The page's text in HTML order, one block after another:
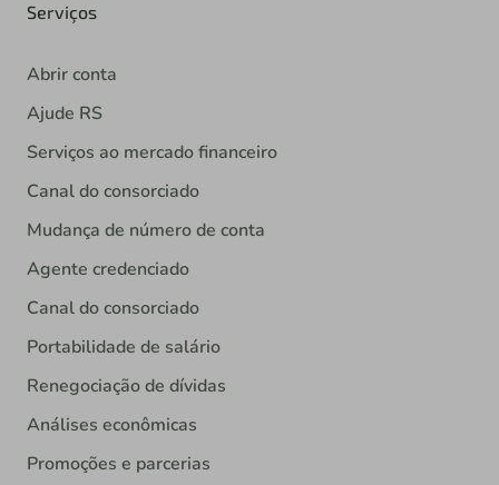
Serviços
Abrir conta
Ajude RS
Serviços ao mercado financeiro
Canal do consorciado
Mudança de número de conta
Agente credenciado
Canal do consorciado
Portabilidade de salário
Renegociação de dívidas
Análises econômicas
Promoções e parcerias